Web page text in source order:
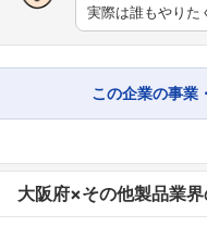
実際は誰もやり
この企業の事業
大阪府×その他製品業